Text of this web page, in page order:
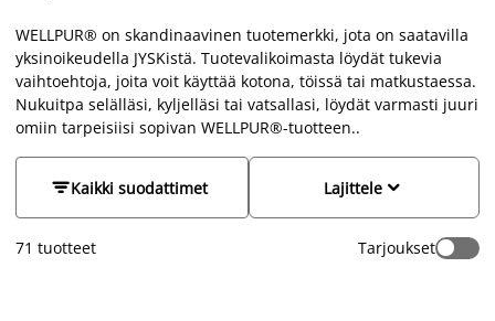
WELLPUR® on skandinaavinen tuotemerkki, jota on saatavilla
yksinoikeudella JYSKistä. Tuotevalikoimasta löydät tukevia
vaihtoehtoja, joita voit käyttää kotona, töissä tai matkustaessa.
Nukuitpa selälläsi, kyljelläsi tai vatsallasi, löydät varmasti juuri
omiin tarpeisiisi sopivan WELLPUR®-tuotteen..
Kaikki suodattimet 
Lajittele
71 tuotteet Tarjoukset